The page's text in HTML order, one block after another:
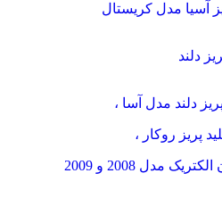
آسیا مدل کریستال
دلند مدل آسا ،
پریز روکار ،
مدل 2008 و 2009